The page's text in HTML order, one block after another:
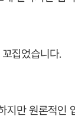
집었습니다.
지만 원론적인